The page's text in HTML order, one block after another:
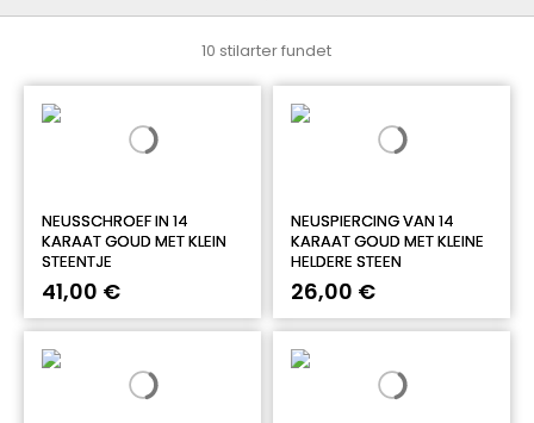
10 stilarter fundet
NEUSSCHROEF IN 14
KARAAT GOUD MET KLEIN
STEENTJE
41,00 €
NEUSPIERCING VAN 14
KARAAT GOUD MET KLEINE
HELDERE STEEN
26,00 €